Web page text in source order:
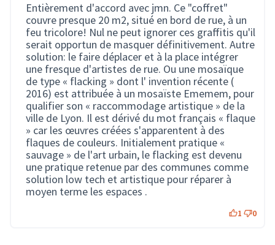
Entièrement d'accord avec jmn. Ce "coffret"
couvre presque 20 m2, situé en bord de rue, à un
feu tricolore! Nul ne peut ignorer ces graffitis qu'il
serait opportun de masquer définitivement. Autre
solution: le faire déplacer et à la place intégrer
une fresque d'artistes de rue. Ou une mosaïque
de type « flacking » dont l' invention récente (
2016) est attribuée à un mosaïste Ememem, pour
qualifier son « raccommodage artistique » de la
ville de Lyon. Il est dérivé du mot français « flaque
» car les œuvres créées s'apparentent à des
flaques de couleurs. Initialement pratique «
sauvage » de l'art urbain, le flacking est devenu
une pratique retenue par des communes comme
solution low tech et artistique pour réparer à
moyen terme les espaces .
1 0